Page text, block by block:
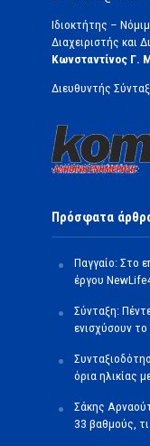
Ιδιοκτήτης –
Διαχειριστής και
Κωνσταντίνος Γ.
Διευθυντής
Πρόσφατα
Παγγαίο: Στο
έργου
Σύνταξη:
ενισχύσουν το
όρια ηλικίας
Σάκης
33 βαθμούς, τι